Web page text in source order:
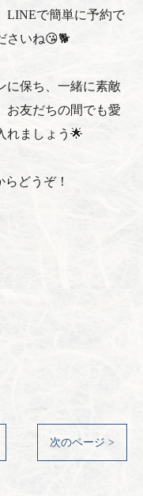
LINEで簡単に予約で
さいね😘🐕
に保ち、一緒に素敵
お友だちの間でも愛
れましょう🌟
どうぞ！
次のページ >